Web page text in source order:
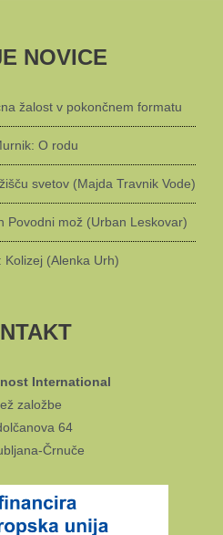
NOVICE
žalost v pokončnem formatu
O rodu
svetov (Majda Travnik Vode)
Povodni mož (Urban Leskovar)
Kolizej (Alenka Urh)
International
založbe
64
Črnuče